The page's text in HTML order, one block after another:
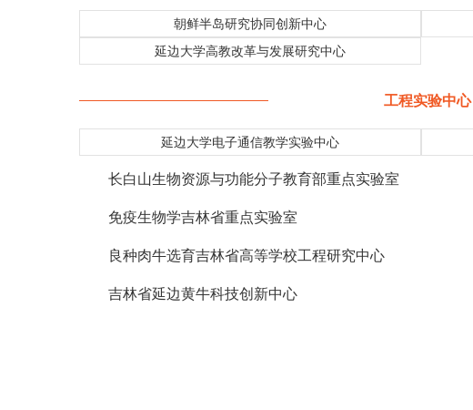
朝鲜半岛研究协同创新中心
延边大学高教改革与发展研究中心
工程实验中心
延边大学电子通信教学实验中心
长白山生物资源与功能分子教育部重点实验室
免疫生物学吉林省重点实验室
良种肉牛选育吉林省高等学校工程研究中心
吉林省延边黄牛科技创新中心